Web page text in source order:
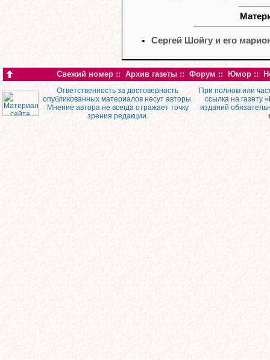
Сергей Шойгу и его
Свежий номер :: Архив газеты :: Форум :: Юмор ::
Ответственность за достоверность
опубликованных материалов несут авторы.
Мнение автора не всегда отражает точку
зрения редакции.
При полном или
ссылка на газету
изданий